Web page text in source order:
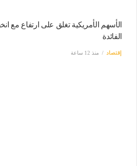
الأسهم الأمريكية تغلق على ارتفاع مع
الفائدة
إقتصاد منذ 12 ساعة